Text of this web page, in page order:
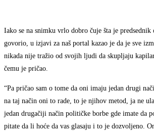
Iako se na snimku vrlo dobro čuje šta je predsednik
govorio, u izjavi za naš portal kazao je da je sve
nikada nije tražio od svojih ljudi da skupljaju
čemu je pričao.
“Pa pričao sam o tome da oni imaju jedan drugi
na taj način oni to rade, to je njihov metod, ja ne
jedan drugačiji način političke borbe gde imate da
pitate da li hoće da vas glasaju i to je dozvoljeno.